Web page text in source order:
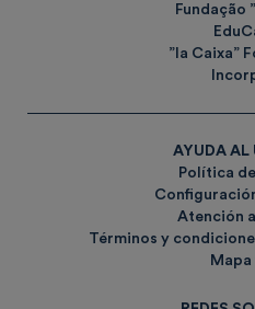
Fundação
”la Caixa”
AYUDA AL
Política
Atención
Términos y
Mapa